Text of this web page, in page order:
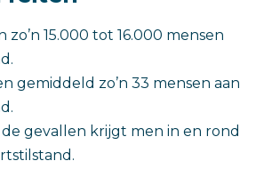
zo’n 15.000 tot 16.000 mensen
gemiddeld zo’n 33 mensen aan
de gevallen krijgt men in en rond